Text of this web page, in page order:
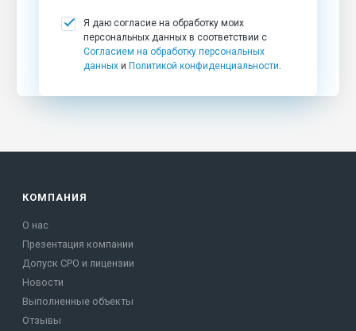
Я даю согласие на обработку моих
персональных данных в соответствии с
Согласием на обработку персональных
данных и Политикой конфиденциальности.
КОМПАНИЯ
О нас
Презентация компании
Допуск СРО и лицензии
Новости
Выполненные объекты
Отзывы